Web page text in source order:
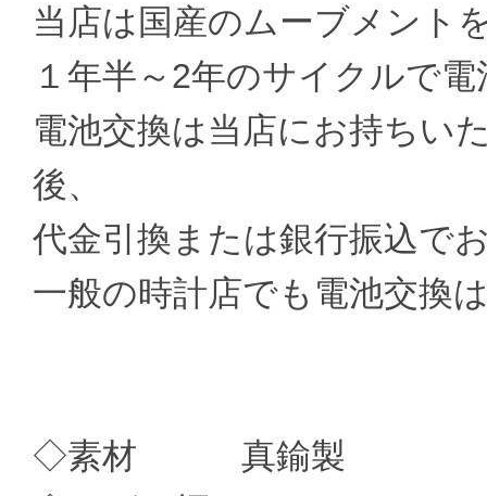
当店は国産のムーブメント
１年半～2年のサイクルで
電池交換は当店にお持ちい
後、
代金引換または銀行振込で
一般の時計店でも電池交換
◇素材 真鍮製